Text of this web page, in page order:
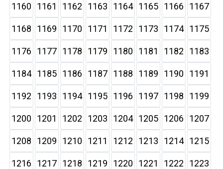
1160 1161 1162 1163 1164 1165 1166 1167
1168 1169 1170 1171 1172 1173 1174 1175
1176 1177 1178 1179 1180 1181 1182 1183
1184 1185 1186 1187 1188 1189 1190 1191
1192 1193 1194 1195 1196 1197 1198 1199
1200 1201 1202 1203 1204 1205 1206 1207
1208 1209 1210 1211 1212 1213 1214 1215
1216 1217 1218 1219 1220 1221 1222 1223